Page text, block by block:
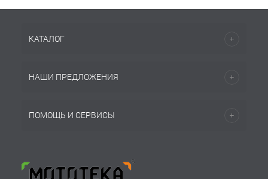
КАТАЛОГ
НАШИ ПРЕДЛОЖЕНИЯ
ПОМОЩЬ И СЕРВИСЫ